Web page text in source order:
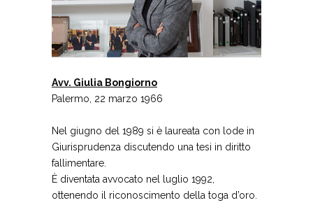
Avv. Giulia Bongiorno
Palermo, 22 marzo 1966
Nel giugno del 1989 si è laureata con lode in
Giurisprudenza discutendo una tesi in diritto
fallimentare.
È diventata avvocato nel luglio 1992,
ottenendo il riconoscimento della toga d’oro.